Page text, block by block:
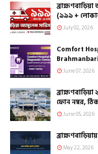
ব্রাহ্মণবাড়িয়া
(৯৯৯ +
July 02, 2026
Comfort
June 07, 2026
ফোন নম্বর,
June 05, 2026
May 22, 2026